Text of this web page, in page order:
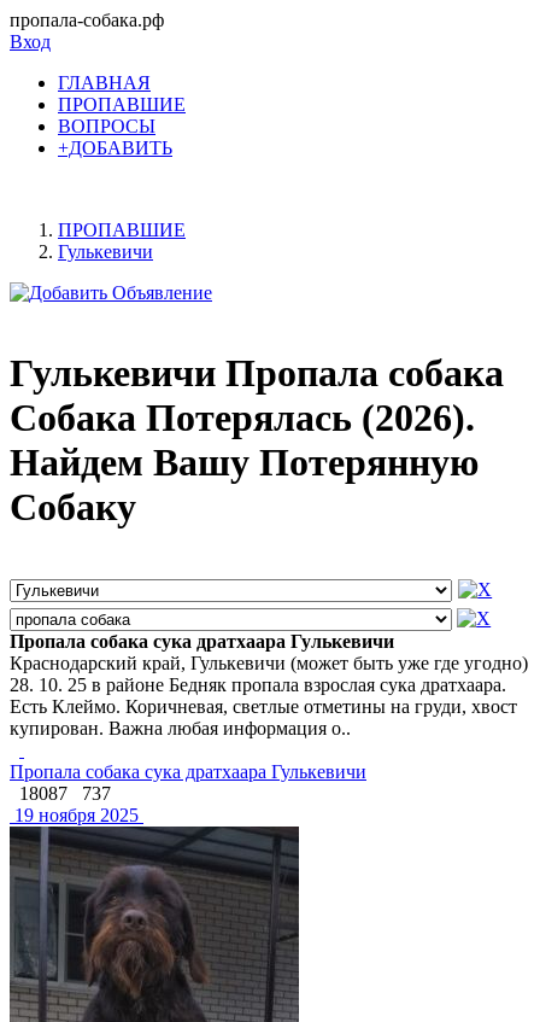
пропала-собака.рф
Вход
ГЛАВНАЯ
ПРОПАВШИЕ
ВОПРОСЫ
+ДОБАВИТЬ
ПРОПАВШИЕ
Гулькевичи
Гулькевичи Пропала собака
Собака Потерялась (2026).
Найдем Вашу Потерянную
Собаку
Пропала собака сука дратхаара Гулькевичи
Краснодарский край, Гулькевичи (может быть уже где угодно)
28. 10. 25 в районе Бедняк пропала взрослая сука дратхаара.
Есть Клеймо. Коричневая, светлые отметины на груди, хвост
купирован. Важна любая информация о..
Пропала собака сука дратхаара Гулькевичи
18087
737
19 ноября 2025